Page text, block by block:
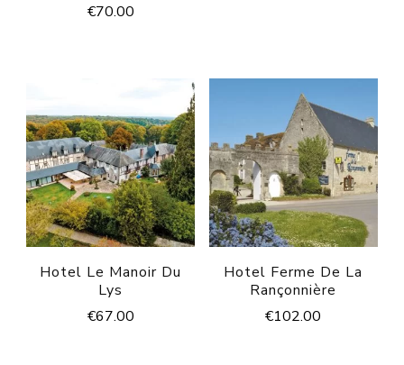
€70.00
Hotel Le Manoir Du
Lys
€67.00
Hotel Ferme De La
Rançonnière
€102.00